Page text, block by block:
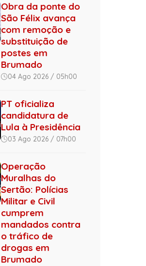
Obra da ponte do
São Félix avança
com remoção e
substituição de
postes em
Brumado
04 Ago 2026 / 05h00
PT oficializa
candidatura de
Lula à Presidência
03 Ago 2026 / 07h00
Operação
Muralhas do
Sertão: Polícias
Militar e Civil
cumprem
mandados contra
o tráfico de
drogas em
Brumado